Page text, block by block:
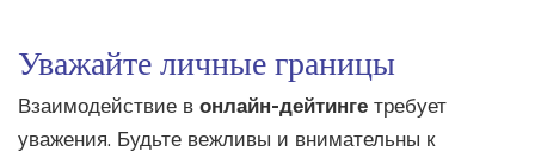
Уважайте личные границы
Взаимодействие в онлайн-дейтинге требует
уважения. Будьте вежливы и внимательны к